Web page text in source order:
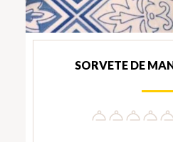
SORVETE DE